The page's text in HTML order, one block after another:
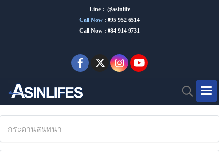
Line : @asinlife
Call Now : 095 952 6514
Call Now : 084 914 9731
กระดานสนทนา